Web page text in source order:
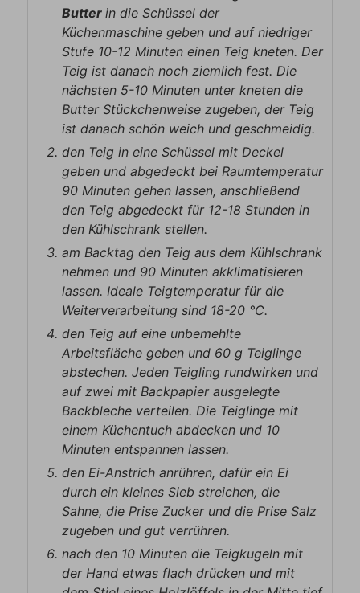
Butterin die Schüssel der
Küchenmaschine geben und auf niedriger
Stufe 10-12 Minuten einen Teig kneten. Der
Teig ist danach noch ziemlich fest. Die
nächsten 5-10 Minuten unter kneten die
Butter Stückchenweise zugeben, der Teig
ist danach schön weich und geschmeidig.
den Teig in eine Schüssel mit Deckel
geben und abgedeckt bei Raumtemperatur
90 Minuten gehen lassen, anschließend
den Teig abgedeckt für 12-18 Stunden in
den Kühlschrank stellen.
am Backtag den Teig aus dem Kühlschrank
nehmen und 90 Minuten akklimatisieren
lassen. Ideale Teigtemperatur für die
Weiterverarbeitung sind 18-20 °C.
den Teig auf eine unbemehlte
Arbeitsfläche geben und 60 g Teiglinge
abstechen. Jeden Teigling rundwirken und
auf zwei mit Backpapier ausgelegte
Backbleche verteilen. Die Teiglinge mit
einem Küchentuch abdecken und 10
Minuten entspannen lassen.
den Ei-Anstrich anrühren, dafür ein Ei
durch ein kleines Sieb streichen, die
Sahne, die Prise Zucker und die Prise Salz
zugeben und gut verrühren.
nach den 10 Minuten die Teigkugeln mit
der Hand etwas flach drücken und mit